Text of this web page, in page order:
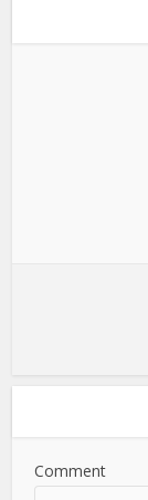
Comment